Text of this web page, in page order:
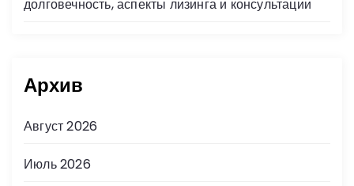
долговечность, аспекты лизинга и консультации
Архив
Август 2026
Июль 2026